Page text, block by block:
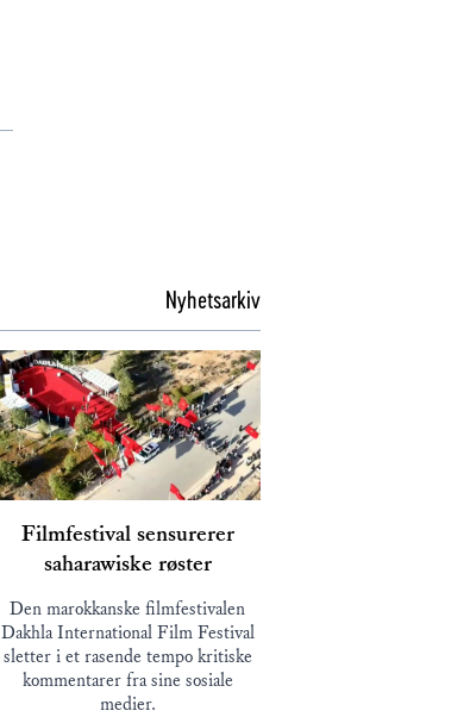
Nyhetsarkiv
Filmfestival sensurerer
saharawiske røster
Den marokkanske filmfestivalen
Dakhla International Film Festival
sletter i et rasende tempo kritiske
kommentarer fra sine sosiale
medier.